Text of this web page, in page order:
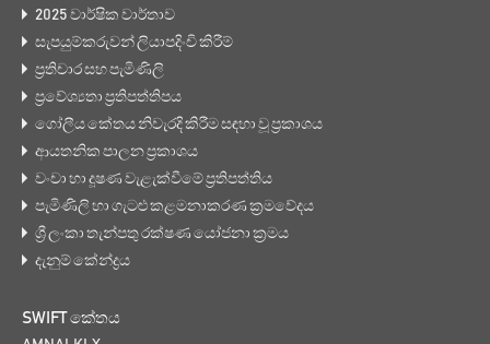
2025 වාර්ෂික වාර්තාව
සැපයුම්කරුවන් ලියාපදිංචි කිරීම්
ප්‍රතිචාර සහ පැමිණිලි
ප්‍රවේශ්‍යතා ප්‍රතිපත්තිපය
ගෝලීය කේතය නිවැරදි කිරීම සඳහා වූ ප්‍රකාශය
ආයතනික පාලන ප්‍රකාශය
වංචා හා දූෂණ වැළැක්වීමේ ප්‍රතිපත්තිය
පැමිණිලි හා ගැටළු කළමනාකරණ ක්‍රමවේදය
ශ්‍රී ලංකා තැන්පතු රක්ෂණ යෝජනා ක්‍රමය
දැනුම් කේන්ද්‍රය
SWIFT කේතය